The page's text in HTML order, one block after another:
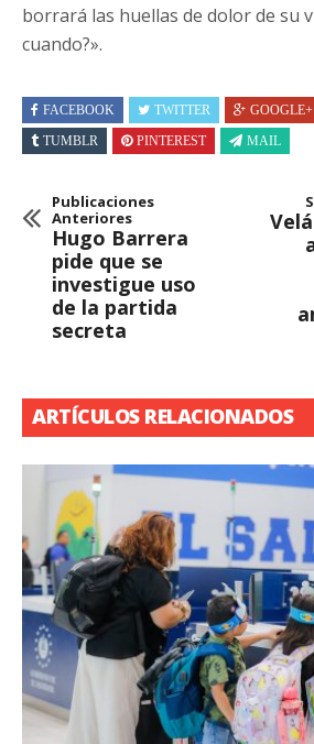
borrará las huellas de dolor de su
cuando?».
FACEBOOK TWITTER GOOGLE+
TUMBLR
PINTEREST MAIL
Publicaciones
Anteriores
Hugo Barrera
pide que se
investigue uso
de la partida
secreta
ARTÍCULOS RELACIONADOS